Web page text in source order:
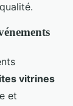
vitrines
et